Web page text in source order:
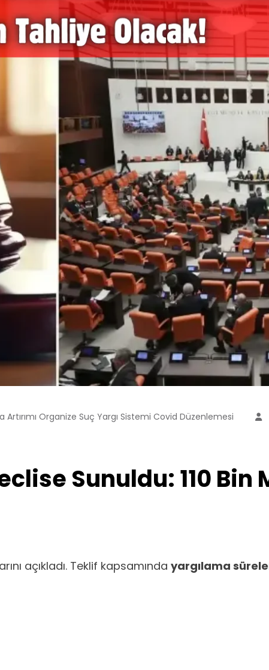
Organize Suç Yargı Sistemi Covid Düzenlemesi
Sunuldu: 110
açıkladı. Teklif kapsamında yargılama